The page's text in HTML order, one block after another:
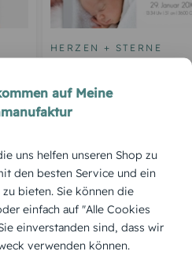
HERZEN + STERNE
bringt moderne
aufs Papier – für ein
die an eurer Freude teilhaben.
auf Meine
uns helfen unseren Shop zu
den besten Service und ein
bieten. Sie können die
einfach auf "Alle Cookies
einverstanden sind, dass wir
verwenden können.